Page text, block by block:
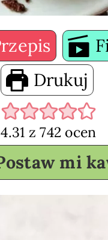
Drukuj
4.31 z742 ocen
mi